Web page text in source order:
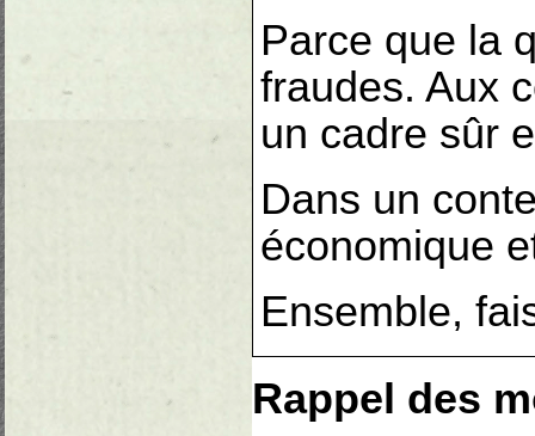
Parce que la
fraudes. Aux
un cadre sûr
Dans un
économique
Ensemble,
Rappel des